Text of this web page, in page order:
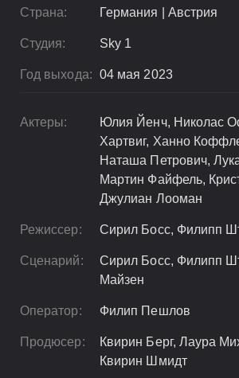
Страна: Германия | Австрия
Студия: Sky 1
Год выхода: 04 мая 2023
Актеры:
Юлия Йенч, Николас
Хартвиг, Ханно
Наташа Петрович,
Мартин Файфель,
Джулиан Лооман
Режиссер: Сирил Босс, Филипп
Сценарий:
Сирил Босс, Филипп
Майзен
Оператор: Филип Пешлов
Продюсер:
Квирин Берг, Лаура
Квирин Шмидт